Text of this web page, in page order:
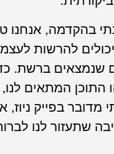
בהקדמה, אנחנו
להרשות
שנמצאים ברשת.
התוכן המתאים לנו,
מדובר בפייק ניוז,
שתעזור לנו